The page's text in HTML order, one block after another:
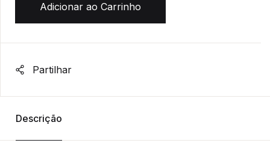
Adicionar ao Carrinho
Partilhar
Descrição